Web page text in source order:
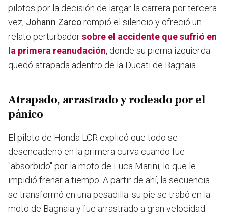
pilotos por la decisión de largar la carrera por tercera
vez, Johann Zarcorompió el silencio y ofreció un
relato perturbadorsobre el accidente que sufrió en
la primera reanudación, donde su pierna izquierda
quedó atrapada adentro de la Ducati de Bagnaia.
Atrapado, arrastrado y rodeado por el
pánico
El piloto de Honda LCR explicó que todo se
desencadenó en la primera curva cuando fue
"absorbido" por la moto de Luca Marini, lo que le
impidió frenar a tiempo. A partir de ahí, la secuencia
se transformó en una pesadilla: su pie se trabó en la
moto de Bagnaia y fue arrastrado a gran velocidad